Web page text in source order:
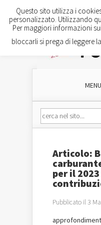
Articolo:
per il
Pubblicato il 3
Questo sito utilizza i
personalizzato. Utilizzando
Per maggiori informazioni
bloccarli si prega di leggere la